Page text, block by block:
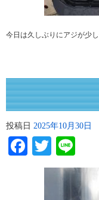
今日は久しぶりにアジが少
投稿日 2025年10月30日
Facebook
Twitter